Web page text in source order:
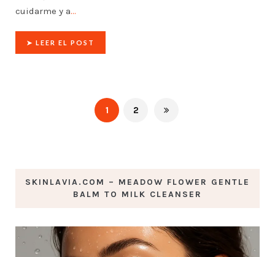
cuidarme y a…
➤ LEER EL POST
1 2
SKINLAVIA.COM – MEADOW FLOWER GENTLE
BALM TO MILK CLEANSER